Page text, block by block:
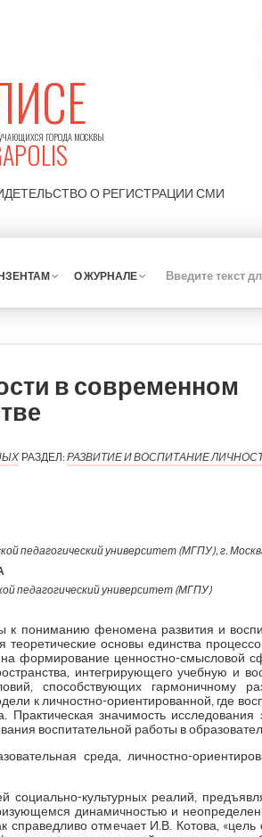
ГОРОДА МОСКВЫ
О РЕГИСТРАЦИИ СМИ
О ЖУРНАЛЕ
в современном
РАЗДЕЛ:РАЗВИТИЕ И ВОСПИТАНИЕ
педагогический университет (МГПУ), г.
педагогический университет (МГПУ)
пониманию феномена развития и
основы единства
формирование ценностно-смысловой
интегрирующего учебную и
способствующих гармоничному
к личностно-ориентированной, где
значимость исследования
воспитательной работы в
среда, личностно-
социально-культурных реалий,
динамичностью и
справедливо отмечает И.В. Котова,